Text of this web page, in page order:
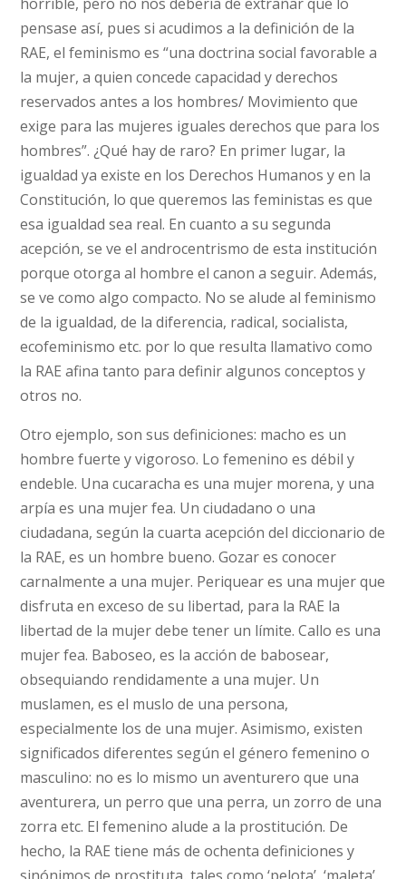
pensase así, pues si acudimos a la definición de la
RAE, el feminismo es “una doctrina social favorable a
la mujer, a quien concede capacidad y derechos
reservados antes a los hombres/ Movimiento que
exige para las mujeres iguales derechos que para los
hombres”. ¿Qué hay de raro? En primer lugar, la
igualdad ya existe en los Derechos Humanos y en la
Constitución, lo que queremos las feministas es que
esa igualdad sea real. En cuanto a su segunda
acepción, se ve el androcentrismo de esta institución
porque otorga al hombre el canon a seguir. Además,
se ve como algo compacto. No se alude al feminismo
de la igualdad, de la diferencia, radical, socialista,
ecofeminismo etc. por lo que resulta llamativo como
la RAE afina tanto para definir algunos conceptos y
otros no.
Otro ejemplo, son sus definiciones: macho es un
hombre fuerte y vigoroso. Lo femenino es débil y
endeble. Una cucaracha es una mujer morena, y una
arpía es una mujer fea. Un ciudadano o una
ciudadana, según la cuarta acepción del diccionario de
la RAE, es un hombre bueno. Gozar es conocer
carnalmente a una mujer. Periquear es una mujer que
disfruta en exceso de su libertad, para la RAE la
libertad de la mujer debe tener un límite. Callo es una
mujer fea. Baboseo, es la acción de babosear,
obsequiando rendidamente a una mujer. Un
muslamen, es el muslo de una persona,
especialmente los de una mujer. Asimismo, existen
significados diferentes según el género femenino o
masculino: no es lo mismo un aventurero que una
aventurera, un perro que una perra, un zorro de una
zorra etc. El femenino alude a la prostitución. De
hecho, la RAE tiene más de ochenta definiciones y